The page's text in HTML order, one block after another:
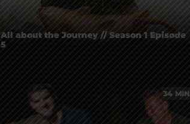
All about the Journey // Season 1 Episode
5
34 MIN